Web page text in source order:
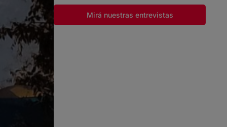
Mirá nuestras entrevistas